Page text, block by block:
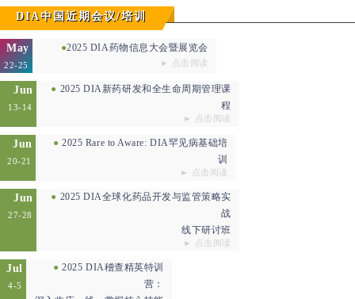
DIA中国近期会议/培训
May
22-25
●2025 DIA药物信息大会暨展览会
► 点击阅读
Jun
13-14
● 2025DIA新药研发和全生命周期管理课
程
► 点击阅读
Jun
20-21
●2025 Rare to Aware: DIA罕见病基础培
训
► 点击阅读
Jun
27-28
● 2025DIA全球化药品开发与监管策略实
战
线下研讨班
► 点击阅读
Jul
4-5
●2025 DIA稽查精英特训
营：